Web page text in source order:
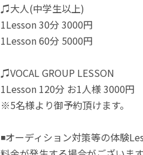
♫大人(中学生以上)
1Lesson 30分 3000円
1Lesson 60分 5000円
♫VOCAL GROUP LESSON
1Lesson 120分 お1人様 3000円
※5名様より御予約頂けます。
◾️オーディション対策等の体験